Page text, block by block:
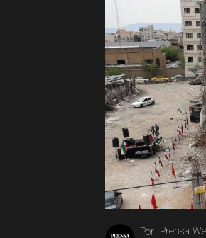
Prensa
Por